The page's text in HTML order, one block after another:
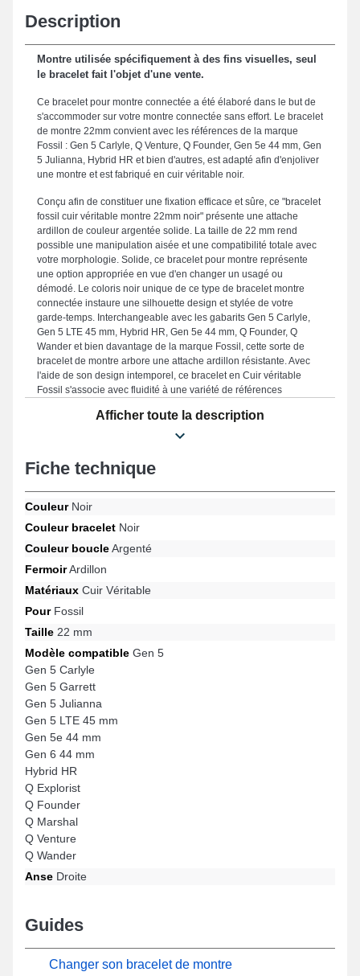
Description
Montre utilisée spécifiquement à des fins visuelles, seul
le bracelet fait l'objet d'une vente.
Ce bracelet pour montre connectée a été élaboré dans le but de
s'accommoder sur votre montre connectée sans effort. Le bracelet
de montre 22mm convient avec les références de la marque
Fossil : Gen 5 Carlyle, Q Venture, Q Founder, Gen 5e 44 mm, Gen
5 Julianna, Hybrid HR et bien d'autres, est adapté afin d'enjoliver
une montre et est fabriqué en cuir véritable noir.
Conçu afin de constituer une fixation efficace et sûre, ce "bracelet
fossil cuir véritable montre 22mm noir" présente une attache
ardillon de couleur argentée solide. La taille de 22 mm rend
possible une manipulation aisée et une compatibilité totale avec
votre morphologie. Solide, ce bracelet pour montre représente
une option appropriée en vue d'en changer un usagé ou
démodé. Le coloris noir unique de ce type de bracelet montre
connectée instaure une silhouette design et stylée de votre
garde-temps. Interchangeable avec les gabarits Gen 5 Carlyle,
Gen 5 LTE 45 mm, Hybrid HR, Gen 5e 44 mm, Q Founder, Q
Wander et bien davantage de la marque Fossil, cette sorte de
bracelet de montre arbore une attache ardillon résistante. Avec
l'aide de son design intemporel, ce bracelet en Cuir véritable
Fossil s'associe avec fluidité à une variété de références
Afficher toute la description
Fiche technique
CouleurNoir
Couleur bracelet Noir
Couleur boucleArgenté
FermoirArdillon
Matériaux Cuir Véritable
PourFossil
Taille 22 mm
Modèle compatible Gen 5
Gen 5 Carlyle
Gen 5 Garrett
Gen 5 Julianna
Gen 5 LTE 45 mm
Gen 5e 44 mm
Gen 6 44 mm
Hybrid HR
Q Explorist
Q Founder
Q Marshal
Q Venture
Q Wander
Anse Droite
Guides
Changer son bracelet de montre